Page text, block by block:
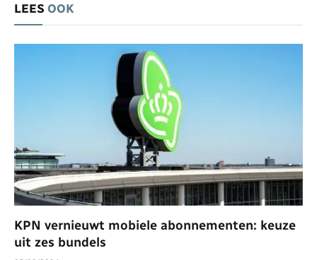
LEES OOK
KPN vernieuwt mobiele abonnementen: keuze
uit zes bundels